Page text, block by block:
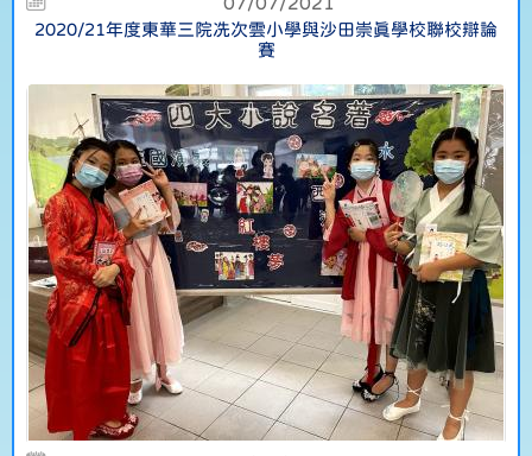
2020/21年度東華三院冼次雲小學與沙田崇真學校聯校辯論
賽